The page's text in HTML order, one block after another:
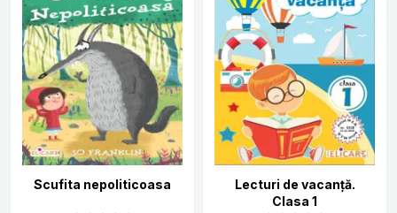
Scufita nepoliticoasa
Lecturi de vacanță.
Clasa 1